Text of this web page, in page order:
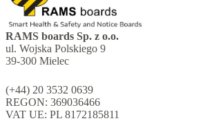
RAMS boards Sp. z o.o.
ul. Wojska Polskiego 9
39-300 Mielec
(+44) 20 3532 0639
REGON: 369036466
VAT UE: PL 8172185811